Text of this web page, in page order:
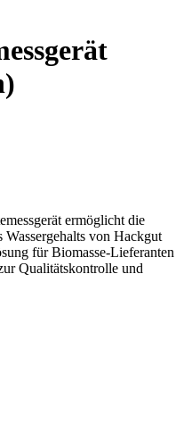
ermöglicht die
Wassergehalts von Hackgut
für Biomasse-Lieferanten
Qualitätskontrolle und